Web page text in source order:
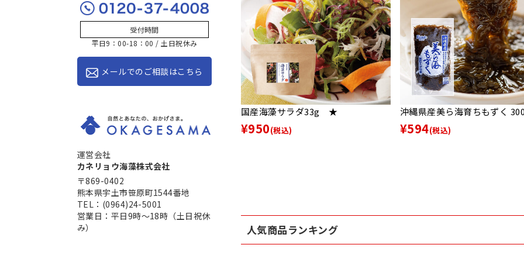
国産海藻サラダ33g ★
¥950(税込)
沖縄県産美ら海育ちもずく
¥594(税込)
人気商品ランキング
受付時間
平日9：00-18：00 / 土日祝休み
メールでのご相談はこちら
運営会社
カネリョウ海藻株式会社
〒869-0402
熊本県宇土市笹原町1544番地
TEL：(0964)24-5001
営業日：平日9時～18時（土日祝休
み）